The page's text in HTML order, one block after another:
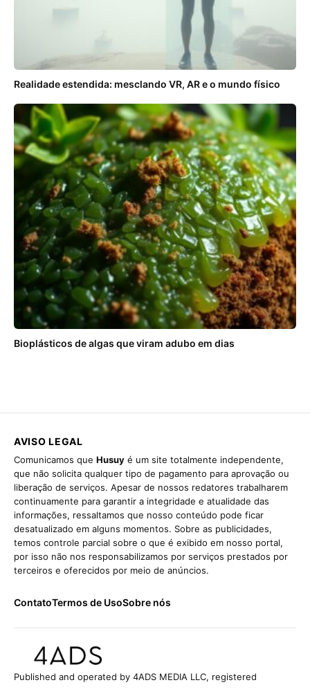
Realidade estendida: mesclando VR, AR e o mundo físico
Bioplásticos de algas que viram adubo em dias
AVISO LEGAL
Comunicamos que Husuy é um site totalmente independente,
que não solicita qualquer tipo de pagamento para aprovação ou
liberação de serviços. Apesar de nossos redatores trabalharem
continuamente para garantir a integridade e atualidade das
informações, ressaltamos que nosso conteúdo pode ficar
desatualizado em alguns momentos. Sobre as publicidades,
temos controle parcial sobre o que é exibido em nosso portal,
por isso não nos responsabilizamos por serviços prestados por
terceiros e oferecidos por meio de anúncios.
ContatoTermos de UsoSobre nós
Published and operated by 4ADS MEDIA LLC, registered